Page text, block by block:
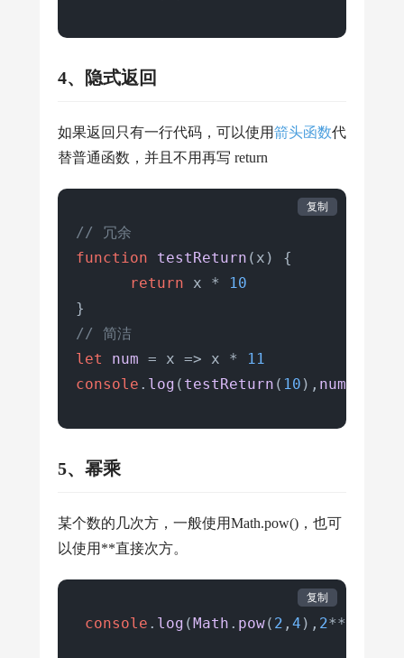
4、隐式返回
如果返回只有一行代码，可以使用箭头函数代
替普通函数，并且不用再写 return
// 冗余
function
testReturn ( x ) {
return x *
10
// 简洁
let
num = x => x *
11
console . log ( testReturn ( 10 ), num
复制
5、幂乘
某个数的几次方，一般使用Math.pow()，也可
以使用**直接次方。
console . log (Math . pow( 2 , 4 ), 2**
复制